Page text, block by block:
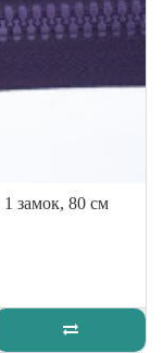
замок, 80 см